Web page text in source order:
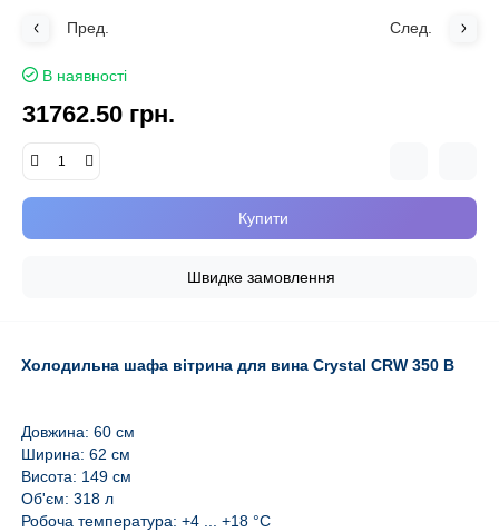
Пред. След.
В наявності
31762.50 грн.
Купити
Швидке замовлення
Холодильна шафа вітрина для вина Crystal CRW 350 B
Довжина: 60 см
Ширина: 62 см
Висота: 149 см
Об'єм: 318 л
Робоча температура: +4 ... +18 °С